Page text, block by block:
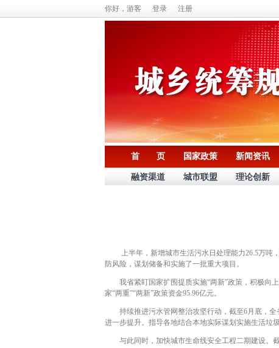
你好，游客 登录 注册
首 页 国家政策 新闻资讯
融资渠道 城市联盟 理论创新
上半年，新增城市生活污水日处理能力26.5万吨，
防风险，谋划储备和实施了一批重大项目。
我省紧盯国家扩围提质实施“两新”政策，积极向上
家“两重”“两新”政策资金95.96亿元。
持续推进污水管网整治攻坚行动，截至6月底，全
进一步提升。指导各地结合本地实际谋划实施生活垃
与此同时，加快城市生命线安全工程二期建设。截